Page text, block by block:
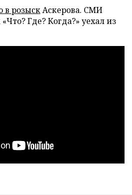
в розыскАскерова. СМИ
Где? Когда?» уехал из